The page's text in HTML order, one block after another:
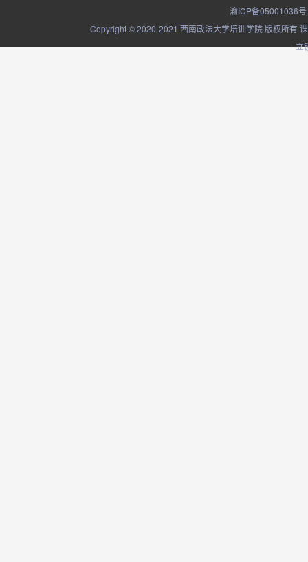
渝ICP备05001036
Copyright © 2020-2021 西南政法大学培训学院 版权所有
立